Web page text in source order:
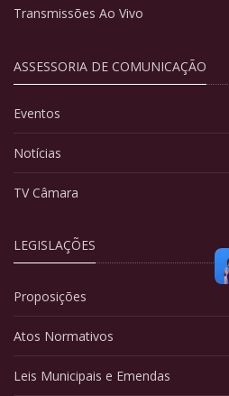
Transmissões Ao Vivo
ASSESSORIA DE COMUNICAÇÃO
Eventos
Notícias
TV Câmara
LEGISLAÇÕES
Proposições
Atos Normativos
Leis Municipais e Emendas